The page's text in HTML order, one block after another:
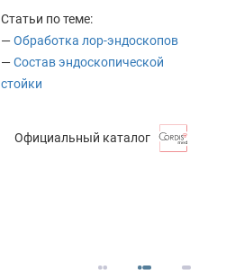
Статьи по теме:
—Обработка лор-эндоскопов
—Состав эндоскопической
стойки
Официальный каталог